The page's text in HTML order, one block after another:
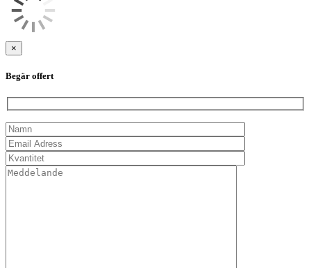
×
Begär offert